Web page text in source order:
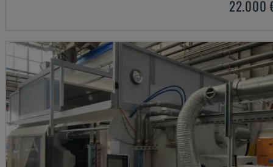
22.000